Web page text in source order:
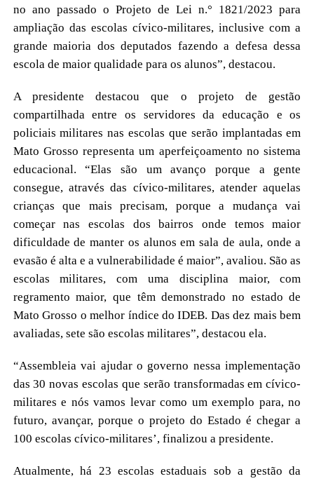
no ano passado o Projeto de Lei n.° 1821/2023 para
ampliação das escolas cívico-militares, inclusive com a
grande maioria dos deputados fazendo a defesa dessa
escola de maior qualidade para os alunos”, destacou.
A presidente destacou que o projeto de gestão
compartilhada entre os servidores da educação e os
policiais militares nas escolas que serão implantadas em
Mato Grosso representa um aperfeiçoamento no sistema
educacional. “Elas são um avanço porque a gente
consegue, através das cívico-militares, atender aquelas
crianças que mais precisam, porque a mudança vai
começar nas escolas dos bairros onde temos maior
dificuldade de manter os alunos em sala de aula, onde a
evasão é alta e a vulnerabilidade é maior”, avaliou. São as
escolas militares, com uma disciplina maior, com
regramento maior, que têm demonstrado no estado de
Mato Grosso o melhor índice do IDEB. Das dez mais bem
avaliadas, sete são escolas militares”, destacou ela.
“Assembleia vai ajudar o governo nessa implementação
das 30 novas escolas que serão transformadas em cívico-
militares e nós vamos levar como um exemplo para, no
futuro, avançar, porque o projeto do Estado é chegar a
100 escolas cívico-militares’, finalizou a presidente.
Atualmente, há 23 escolas estaduais sob a gestão da